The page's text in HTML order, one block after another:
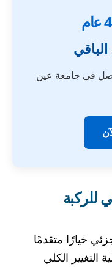
فى جامعة عين
للركبة
خيارًا متقدمًا
التغيير الكلي